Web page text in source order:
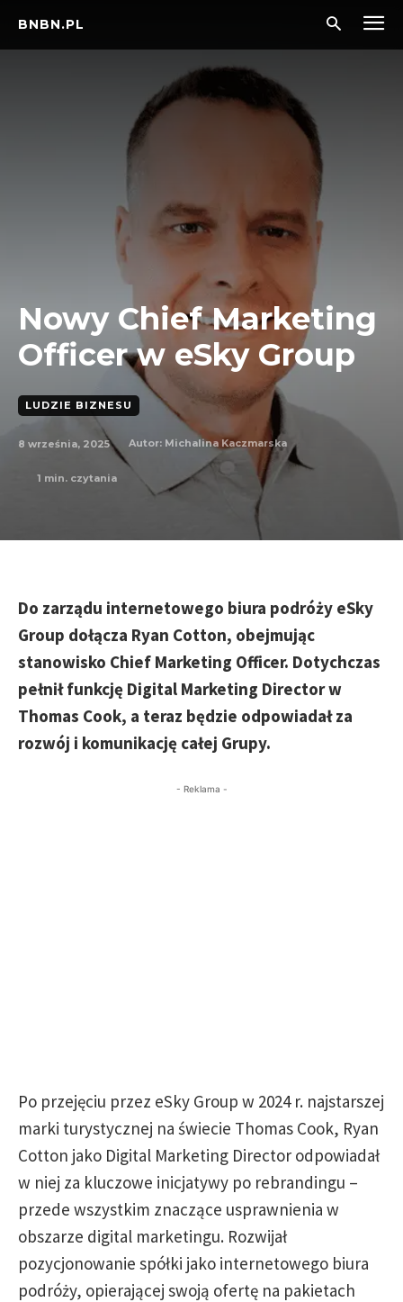
BNBN.PL
Nowy Chief Marketing
Officer w eSky Group
LUDZIE BIZNESU
8 września, 2025 Autor: Michalina Kaczmarska
1 min. czytania
Do zarządu internetowego biura podróży eSky
Group dołącza Ryan Cotton, obejmując
stanowisko Chief Marketing Officer. Dotychczas
pełnił funkcję Digital Marketing Director w
Thomas Cook, a teraz będzie odpowiadał za
rozwój i komunikację całej Grupy.
- Reklama -
Po przejęciu przez eSky Group w 2024 r. najstarszej
marki turystycznej na świecie Thomas Cook, Ryan
Cotton jako Digital Marketing Director odpowiadał
w niej za kluczowe inicjatywy po rebrandingu –
przede wszystkim znaczące usprawnienia w
obszarze digital marketingu. Rozwijał
pozycjonowanie spółki jako internetowego biura
podróży, opierającej swoją ofertę na pakietach